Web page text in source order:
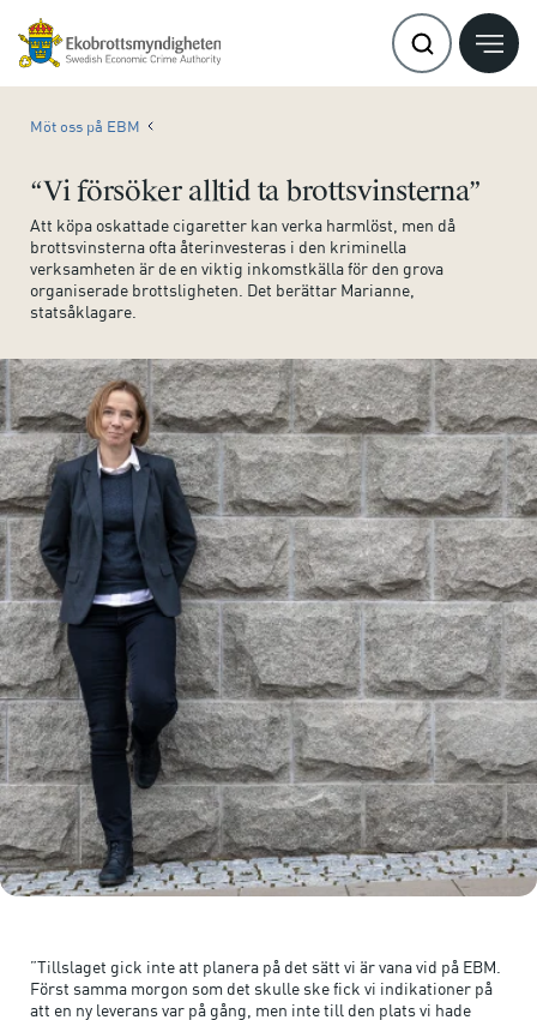
Möt oss på EBM
“Vi försöker alltid ta brottsvinsterna”
Att köpa oskattade cigaretter kan verka harmlöst, men då
brottsvinsterna ofta återinvesteras i den kriminella
verksamheten är de en viktig inkomstkälla för den grova
organiserade brottsligheten. Det berättar Marianne,
statsåklagare.
”Tillslaget gick inte att planera på det sätt vi är vana vid på EBM.
Först samma morgon som det skulle ske fick vi indikationer på
att en ny leverans var på gång, men inte till den plats vi hade